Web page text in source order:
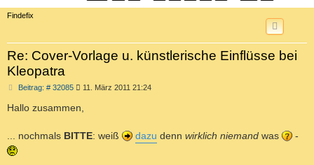
Findefix
Re: Cover-Vorlage u. künstlerische Einflüsse bei
Kleopatra
Beitrag: # 32085B
i
t
a
g
11. März 2011 21:24
Hallo zusammen,
... nochmals BITTE: weiß dazu denn wirklich niemand was -